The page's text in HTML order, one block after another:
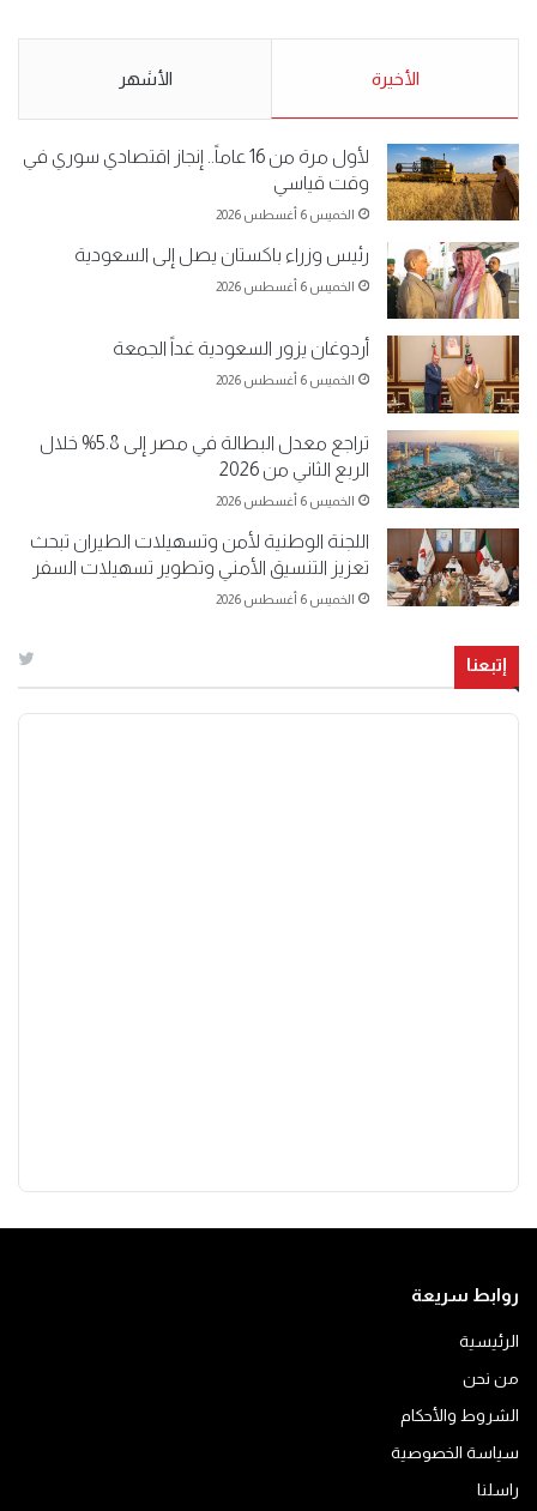
5-2019.
نبيع مخدرات يعني ولا خمر؟!.
الأخيرة الأشهر
لأول مرة من 16 عاماً.. إنجاز اقتصادي سوري في
وقت قياسي
الخميس 6 أغسطس 2026
رئيس وزراء باكستان يصل إلى السعودية
الخميس 6 أغسطس 2026
أردوغان يزور السعودية غداً الجمعة
الخميس 6 أغسطس 2026
تراجع معدل البطالة في مصر إلى 5.8% خلال
الربع الثاني من 2026
الخميس 6 أغسطس 2026
اللجنة الوطنية لأمن وتسهيلات الطيران تبحث
تعزيز التنسيق الأمني وتطوير تسهيلات السفر
الخميس 6 أغسطس 2026
إتبعنا
روابط سريعة
الرئيسية
من نحن
الشروط والأحكام
سياسة الخصوصية
راسلنا